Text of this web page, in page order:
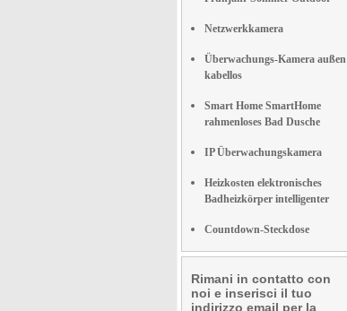
Netzwerkkamera
Überwachungs-Kamera außen
kabellos
Smart Home SmartHome
rahmenloses Bad Dusche
IP Überwachungskamera
Heizkosten elektronisches
Badheizkörper intelligenter
Countdown-Steckdose
Rimani in contatto con
noi e inserisci il tuo
indirizzo email per la